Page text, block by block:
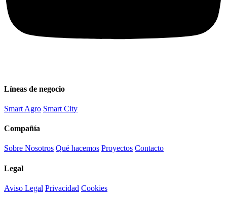
Líneas de negocio
Smart Agro Smart City
Compañía
Sobre Nosotros Qué hacemos Proyectos Contacto
Legal
Aviso Legal Privacidad Cookies